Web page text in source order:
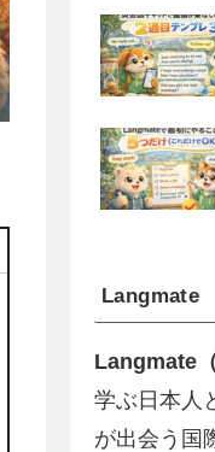
Langmate
Langmate
学ぶ日本人
が出会う国